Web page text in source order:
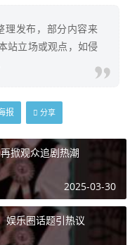
理发布，部分内容来
站立场或观点，如侵
报 分享
掀观众追剧热潮
2025-03-30
娱乐圈话题引热议